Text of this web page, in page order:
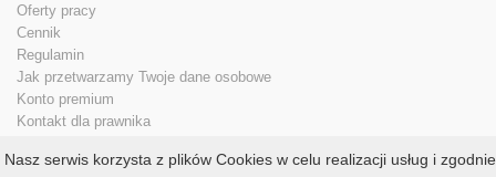
Oferty pracy
Cennik
Regulamin
Jak przetwarzamy Twoje dane osobowe
Konto premium
Kontakt dla prawnika
Copyright © 2013 - 2026specprawnik.pl
Nasz serwis korzysta z plików Cookies w celu realizacji usług i